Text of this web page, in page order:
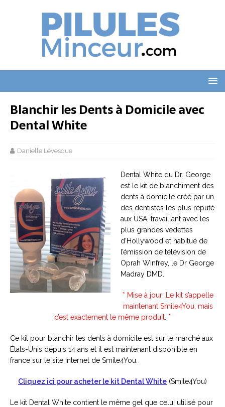
Blanchir les Dents à Domicile avec
Dental White
Danielle Lévesque
Dental White du Dr. George
est le kit de blanchiment des
dents à domicile créé par un
des dentistes les plus réputé
aux USA, travaillant avec les
plus grandes vedettes
d’Hollywood et habitué de
l’émission de télévision de
Oprah Winfrey, le Dr George
Madray DMD.
* Mise à jour: Le kit s’appelle
maintenant Smile4You, mais
c’est exactement le même produit. *
Ce kit pour blanchir les dents à domicile est sur le marché aux
États-Unis depuis 14 ans et il est maintenant disponible en
france sur le site Internet de Smile4You.
Cliquez ici pour acheter le kit Dental White (Smile4You)
Le kit Dental White contient le même gel que celui utilisé pour